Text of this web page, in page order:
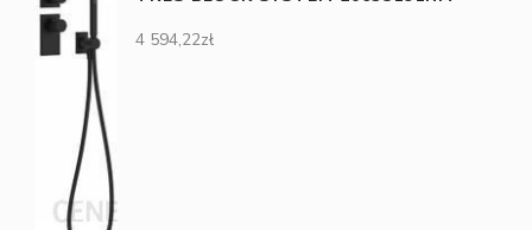
4 594,22zł